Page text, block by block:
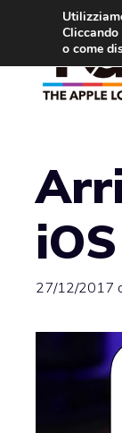
contenuto
27/12/2017
o come